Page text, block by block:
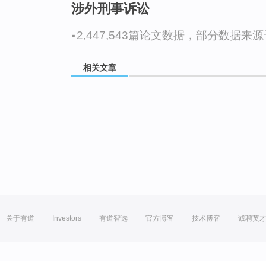
涉外刑事诉讼
·2,447,543篇论文数据，部分数据来
相关文章
关于有道 Investors 有道智选 官方博客 技术博客 诚聘英才